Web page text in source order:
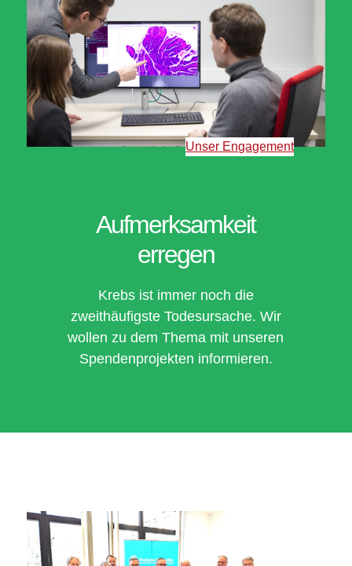
Aufmerksamkeit
erregen
Krebs ist immer noch die
zweithäufigste Todesursache. Wir
wollen zu dem Thema mit unseren
Spendenprojekten informieren.
Unser Engagement